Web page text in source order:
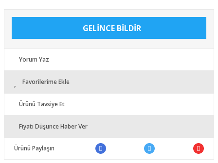
GELİNCE BİLDİR
Yorum Yaz
Favorilerime Ekle
Ürünü Tavsiye Et
Fiyatı Düşünce Haber Ver
Ürünü Paylaşın